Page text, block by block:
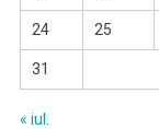
24 25
31
« iul.